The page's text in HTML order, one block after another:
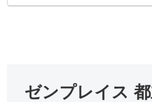
ゼンプレイス